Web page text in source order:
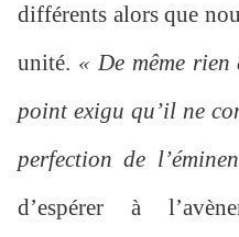
différents alors que
unité. « De même rien
point exigu qu’il ne
perfection de
d’espérer à